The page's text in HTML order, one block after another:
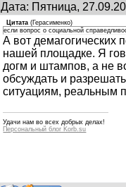
Дата: Пятница,
Цитата (Герасименко)
если вопрос о социальной
А вот демагогических
нашей площадке. Я
догм и штампов, а не
обсуждать и
ситуациям, реальным
Удачи нам во всех добрых делах!
Персональный блог Korb.su